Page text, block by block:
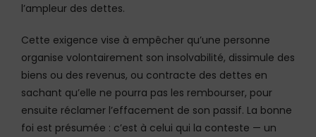
l’ampleur des dettes.
Cette exigence vise à empêcher qu’une personne
organise volontairement son insolvabilité, dissimule des
biens ou des revenus, ou contracte des dettes en
sachant qu’elle ne pourra pas les rembourser, pour
ensuite réclamer l’effacement de son passif. La bonne
foi est présumée : c’est à celui qui la conteste — un